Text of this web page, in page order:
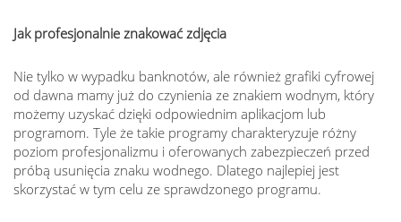
Jak profesjonalnie znakować zdjęcia
Nie tylko w wypadku banknotów, ale również grafiki cyfrowej
od dawna mamy już do czynienia ze znakiem wodnym, który
możemy uzyskać dzięki odpowiednim aplikacjom lub
programom. Tyle że takie programy charakteryzuje różny
poziom profesjonalizmu i oferowanych zabezpieczeń przed
próbą usunięcia znaku wodnego. Dlatego najlepiej jest
skorzystać w tym celu ze sprawdzonego programu.